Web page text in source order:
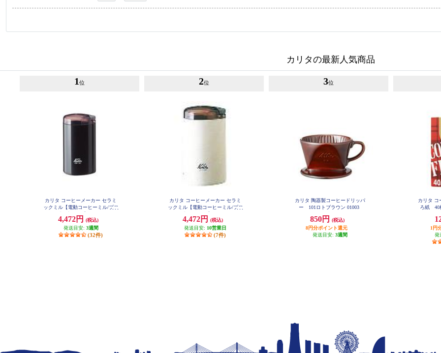
カリタの最新人気商品
1 位
カリタ コーヒーメーカー セラミ
ックミル【電動コーヒーミル/プロ
4,472円
(税込)
発送目安: 3週間
(32件)
2位
カリタ コーヒーメーカー セラミ
ックミル【電動コーヒーミル/プロ
4,472円
(税込)
発送目安: 10営業日
(7件)
3位
カリタ 陶器製コーヒードリッパ
ー 101ロトブラウン 01003
850円
(税込)
8円分ポイント還元
発送目安: 3週間
カリタ
ろ紙 40
1円
発